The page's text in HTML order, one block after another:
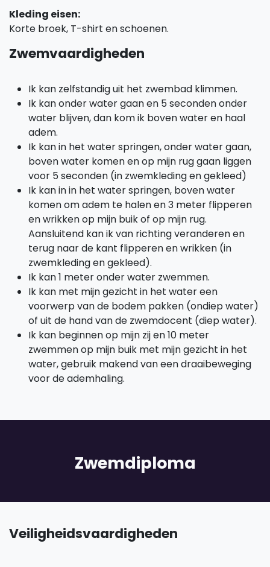
Kleding eisen:
Korte broek, T-shirt en schoenen.
Zwemvaardigheden
Ik kan zelfstandig uit het zwembad klimmen.
Ik kan onder water gaan en 5 seconden onder
water blijven, dan kom ik boven water en haal
adem.
Ik kan in het water springen, onder water gaan,
boven water komen en op mijn rug gaan liggen
voor 5 seconden (in zwemkleding en gekleed)
Ik kan in in het water springen, boven water
komen om adem te halen en 3 meter flipperen
en wrikken op mijn buik of op mijn rug.
Aansluitend kan ik van richting veranderen en
terug naar de kant flipperen en wrikken (in
zwemkleding en gekleed).
Ik kan 1 meter onder water zwemmen.
Ik kan met mijn gezicht in het water een
voorwerp van de bodem pakken (ondiep water)
of uit de hand van de zwemdocent (diep water).
Ik kan beginnen op mijn zij en 10 meter
zwemmen op mijn buik met mijn gezicht in het
water, gebruik makend van een draaibeweging
voor de ademhaling.
Zwemdiploma
Veiligheidsvaardigheden